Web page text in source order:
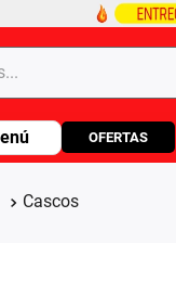
OFERTAS
Cascos